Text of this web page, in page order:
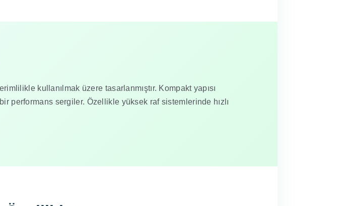
kullanılmak üzere tasarlanmıştır. Kompakt yapısı
performans sergiler. Özellikle yüksek raf sistemlerinde hızlı